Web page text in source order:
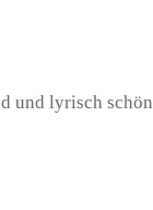
und lyrisch